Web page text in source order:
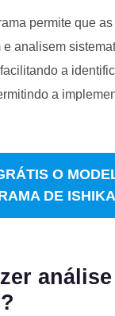
permite que
analisem
a
a
O
DE